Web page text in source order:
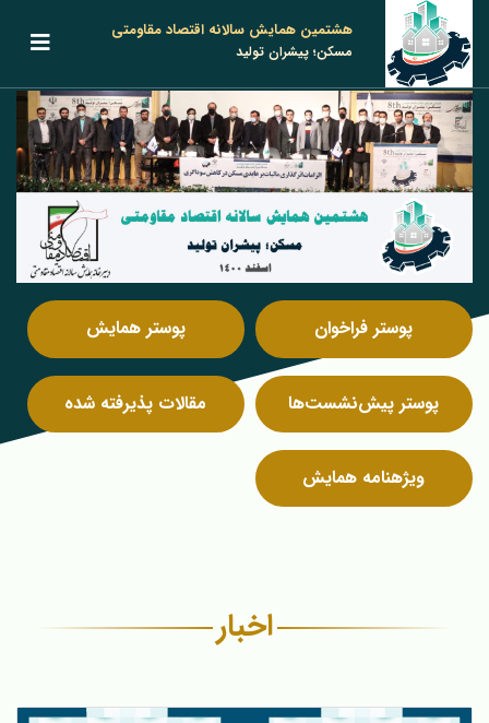
هشتمین همایش سالانه اقتصاد مقاومتی
مسکن؛ پیشران تولید
پوستر فراخوان پوستر همایش
پوستر پیش‌نشست‌ها مقالات پذیرفته شده
ویژه‎نامه همایش
اخبار